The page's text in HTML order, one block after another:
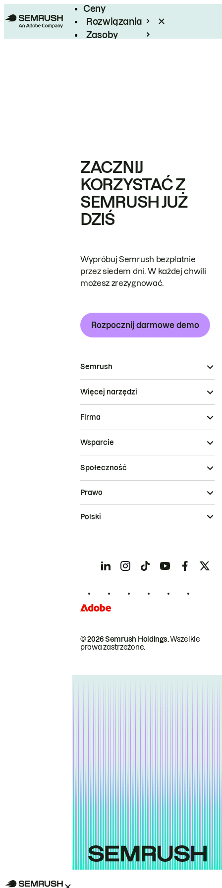
Ceny
Rozwiązania
Zasoby
ZACZNIJ
KORZYSTAĆ Z
SEMRUSH JUŻ
DZIŚ
Wypróbuj Semrush bezpłatnie
przez siedem dni. W każdej chwili
możesz zrezygnować.
Rozpocznij darmowe demo
Semrush
Więcej narzędzi
Firma
Wsparcie
Społeczność
© 2026 Semrush Holdings.Wszelkie
prawa zastrzeżone.
Prawo
Polski